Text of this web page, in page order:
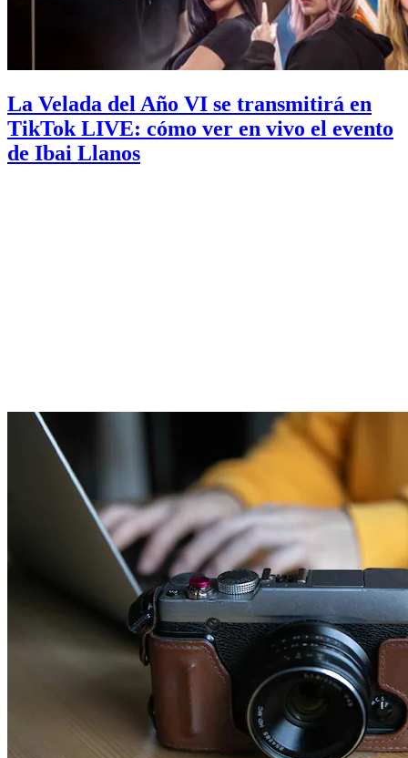
La Velada del Año VI se transmitirá en
TikTok LIVE: cómo ver en vivo el evento
de Ibai Llanos